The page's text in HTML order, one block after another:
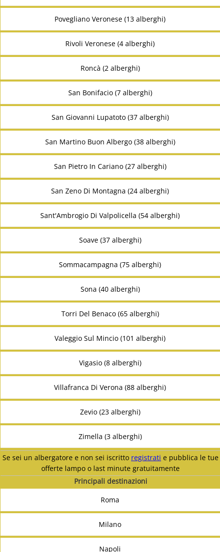
Povegliano Veronese (13 alberghi)
Rivoli Veronese (4 alberghi)
Roncà (2 alberghi)
San Bonifacio (7 alberghi)
San Giovanni Lupatoto (37 alberghi)
San Martino Buon Albergo (38 alberghi)
San Pietro In Cariano (27 alberghi)
San Zeno Di Montagna (24 alberghi)
Sant'Ambrogio Di Valpolicella (54 alberghi)
Soave (37 alberghi)
Sommacampagna (75 alberghi)
Sona (40 alberghi)
Torri Del Benaco (65 alberghi)
Valeggio Sul Mincio (101 alberghi)
Vigasio (8 alberghi)
Villafranca Di Verona (88 alberghi)
Zevio (23 alberghi)
Zimella (3 alberghi)
Se sei un albergatore e non sei iscritto registrati e pubblica le tue
offerte lampo o last minute gratuitamente
Principali destinazioni
Roma
Milano
Napoli